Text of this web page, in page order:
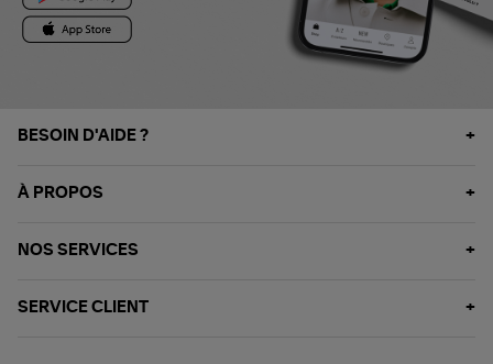
BESOIN D'AIDE ?
À PROPOS
NOS SERVICES
SERVICE CLIENT